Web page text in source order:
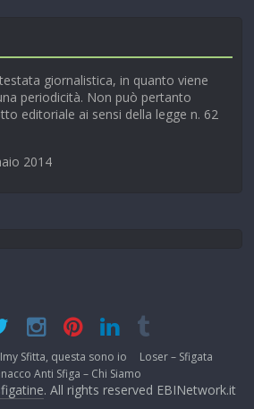
giornalistica, in quanto viene
periodicità. Non può pertanto
editoriale ai sensi della legge n. 62
2014
Imy Sfitta, questa sono io
Loser – Sfigata
Anti Sfiga – Chi Siamo
. All rights reserved EBINetwork.it